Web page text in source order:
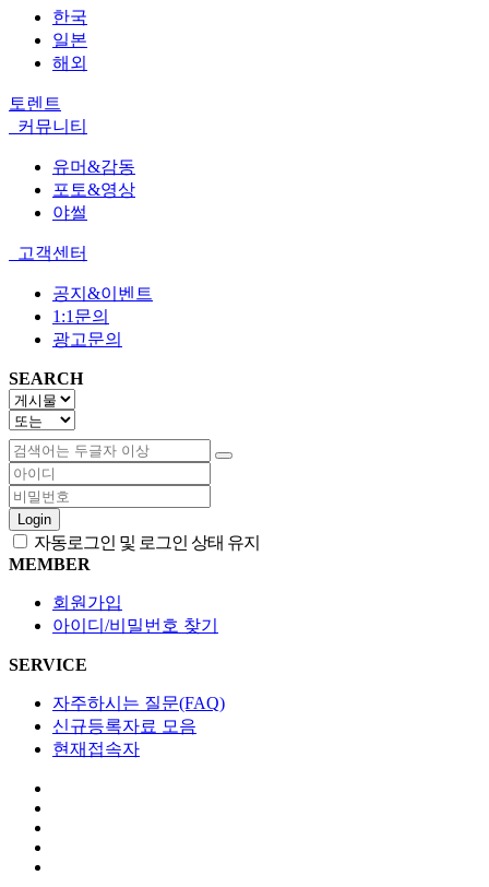
한국
일본
해외
토렌트
커뮤니티
유머&감동
포토&영상
야썰
고객센터
공지&이벤트
1:1문의
광고문의
SEARCH
Login
자동로그인 및 로그인 상태 유지
MEMBER
회원가입
아이디/비밀번호 찾기
SERVICE
자주하시는 질문(FAQ)
신규등록자료 모음
현재접속자